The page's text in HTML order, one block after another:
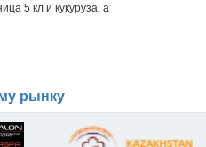
5 кл и кукуруза, а
рынку